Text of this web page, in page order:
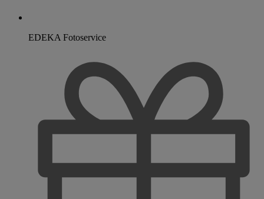
EDEKA Fotoservice